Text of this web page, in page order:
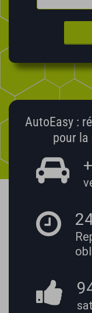
AutoEasy :
pour la